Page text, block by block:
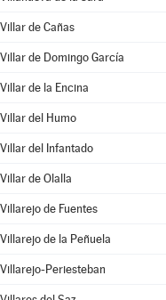
Villar de Cañas
Villar de Domingo García
Villar de la Encina
Villar del Humo
Villar del Infantado
Villar de Olalla
Villarejo de Fuentes
Villarejo de la Peñuela
Villarejo-Periesteban